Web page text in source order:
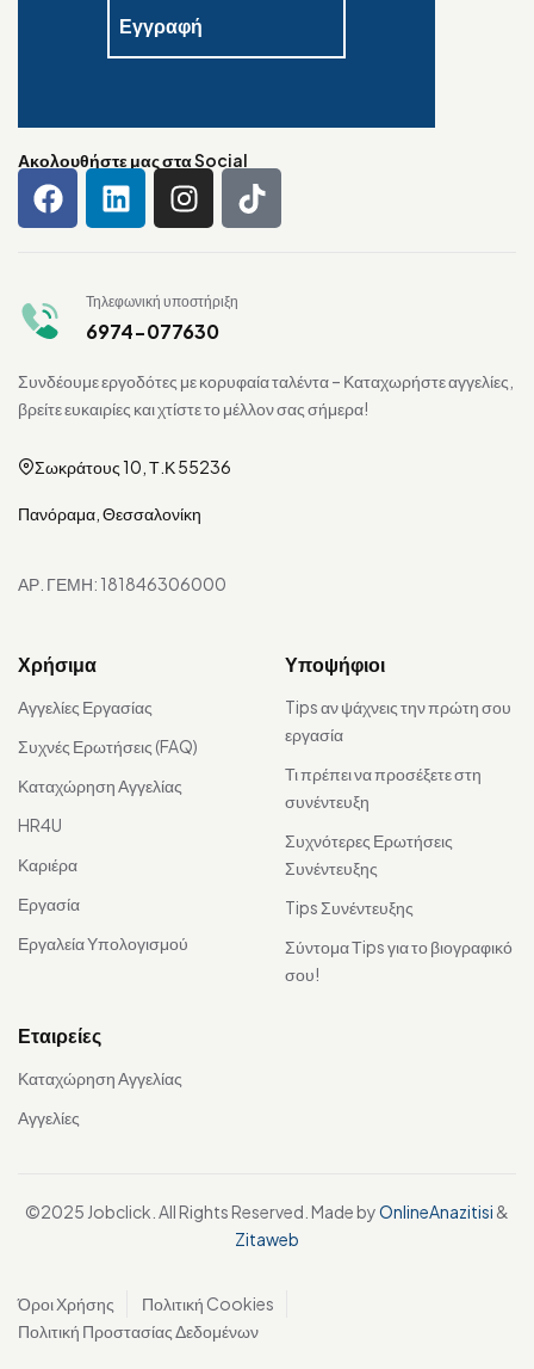
Ακολουθήστε μας στα Social
Τηλεφωνική υποστήριξη
6974-077630
Συνδέουμε εργοδότες με κορυφαία ταλέντα – Καταχωρήστε αγγελίες,
βρείτε ευκαιρίες και χτίστε το μέλλον σας σήμερα!
Σωκράτους 10, Τ.Κ 55236
Πανόραμα, Θεσσαλονίκη
ΑΡ. ΓΕΜΗ: 181846306000
Χρήσιμα
Αγγελίες Εργασίας
Συχνές Ερωτήσεις (FAQ)
Καταχώρηση Αγγελίας
HR4U
Καριέρα
Εργασία
Εργαλεία Υπολογισμού
Υποψήφιοι
Tips αν ψάχνεις την πρώτη σου
εργασία
Τι πρέπει να προσέξετε στη
συνέντευξη
Συχνότερες Ερωτήσεις
Συνέντευξης
Tips Συνέντευξης
Σύντομα Τips για το βιογραφικό
σου!
Εταιρείες
Καταχώρηση Αγγελίας
Αγγελίες
©2025 Jobclick. All Rights Reserved. Made byOnlineAnazitisi &
Zitaweb
Όροι Χρήσης
Πολιτική Cookies
Πολιτική Προστασίας Δεδομένων